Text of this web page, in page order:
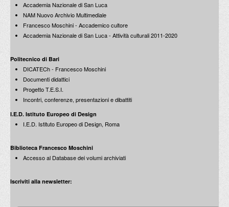
Accademia Nazionale di San Luca
NAM Nuovo Archivio Multimediale
Francesco Moschini - Accademico cultore
Accademia Nazionale di San Luca - Attività culturali 2011-2020
Politecnico di Bari
DICATECh - Francesco Moschini
Documenti didattici
Progetto T.E.S.I.
Incontri, conferenze, presentazioni e dibattiti
I.E.D. Istituto Europeo di Design
I.E.D. Istituto Europeo di Design, Roma
Biblioteca Francesco Moschini
Accesso al Database dei volumi archiviati
Iscriviti alla newsletter: